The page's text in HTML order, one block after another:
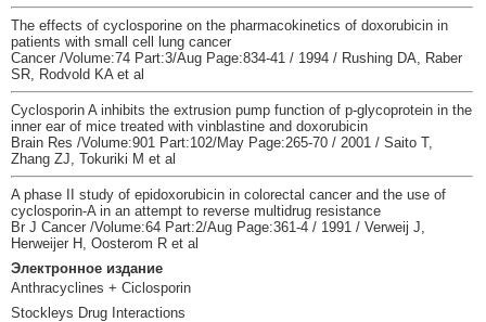
The effects of cyclosporine on the pharmacokinetics of doxorubicin in
patients with small cell lung cancer
Cancer /Volume:74 Part:3/Aug Page:834-41 / 1994 / Rushing DA, Raber
SR, Rodvold KA et al
Cyclosporin A inhibits the extrusion pump function of p-glycoprotein in the
inner ear of mice treated with vinblastine and doxorubicin
Brain Res /Volume:901 Part:102/May Page:265-70 / 2001 / Saito T,
Zhang ZJ, Tokuriki M et al
A phase II study of epidoxorubicin in colorectal cancer and the use of
cyclosporin-A in an attempt to reverse multidrug resistance
Br J Cancer /Volume:64 Part:2/Aug Page:361-4 / 1991 / Verweij J,
Herweijer H, Oosterom R et al
Электронное издание
Anthracyclines + Ciclosporin
Stockleys Drug Interactions